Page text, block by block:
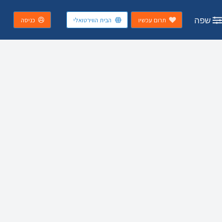
שפה תרום עכשיו הבית הווירטואלי כניסה